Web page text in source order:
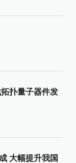
扑量子器件发
大幅提升我国